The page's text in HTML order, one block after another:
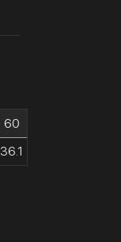
60
36.1